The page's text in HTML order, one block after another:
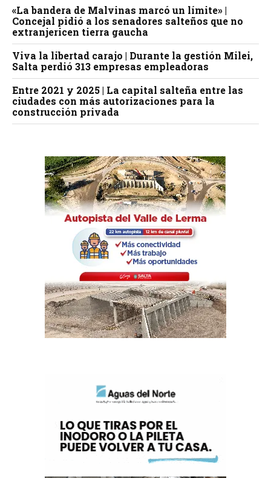
«La bandera de Malvinas marcó un límite» |
Concejal pidió a los senadores salteños que no
extranjericen tierra gaucha
Viva la libertad carajo | Durante la gestión Milei,
Salta perdió 313 empresas empleadoras
Entre 2021 y 2025 | La capital salteña entre las
ciudades con más autorizaciones para la
construcción privada